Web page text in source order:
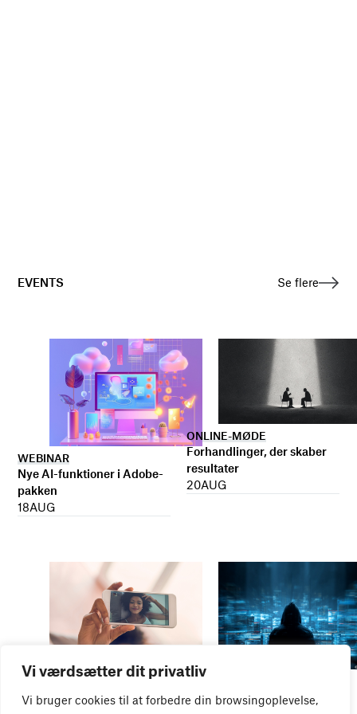
Vi værdsætter dit privatliv
Vi bruger cookies til at forbedre din browsingoplevelse,
EVENTS Se flere
WEBINAR
Nye AI-funktioner i Adobe-
pakken
18AUG
ONLINE-MØDE
Forhandlinger, der skaber
resultater
20AUG
Influencer marketing &
It- og data-sikkerhed